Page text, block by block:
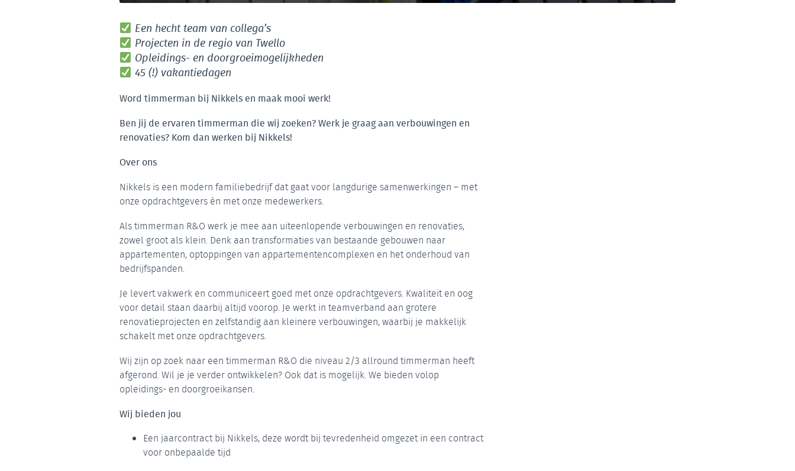
Een hecht team van collega’s
Projecten in de regio van Twello
Opleidings- en doorgroeimogelijkheden
45 (!) vakantiedagen
Word timmerman bij Nikkels en maak mooi werk!
Ben jij de ervaren timmerman die wij zoeken? Werk je graag aan verbouwingen en
renovaties? Kom dan werken bij Nikkels!
Over ons
Nikkels is een modern familiebedrijf dat gaat voor langdurige samenwerkingen – met
onze opdrachtgevers én met onze medewerkers.
Als timmerman R&O werk je mee aan uiteenlopende verbouwingen en renovaties,
zowel groot als klein. Denk aan transformaties van bestaande gebouwen naar
appartementen, optoppingen van appartementencomplexen en het onderhoud van
bedrijfspanden.
Je levert vakwerk en communiceert goed met onze opdrachtgevers. Kwaliteit en oog
voor detail staan daarbij altijd voorop. Je werkt in teamverband aan grotere
renovatieprojecten en zelfstandig aan kleinere verbouwingen, waarbij je makkelijk
schakelt met onze opdrachtgevers.
Wij zijn op zoek naar een timmerman R&O die niveau 2/3 allround timmerman heeft
afgerond. Wil je je verder ontwikkelen? Ook dat is mogelijk. We bieden volop
opleidings- en doorgroeikansen.
Wij bieden jou
Een jaarcontract bij Nikkels, deze wordt bij tevredenheid omgezet in een contract
voor onbepaalde tijd